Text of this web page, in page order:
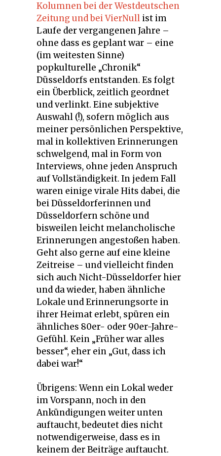
Kolumnen bei der Westdeutschen
Zeitung und bei VierNull ist im
Laufe der vergangenen Jahre –
ohne dass es geplant war – eine
(im weitesten Sinne)
popkulturelle „Chronik“
Düsseldorfs entstanden. Es folgt
ein Überblick, zeitlich geordnet
und verlinkt. Eine subjektive
Auswahl (!), sofern möglich aus
meiner persönlichen Perspektive,
mal in kollektiven Erinnerungen
schwelgend, mal in Form von
Interviews, ohne jeden Anspruch
auf Vollständigkeit. In jedem Fall
waren einige virale Hits dabei, die
bei Düsseldorferinnen und
Düsseldorfern schöne und
bisweilen leicht melancholische
Erinnerungen angestoßen haben.
Geht also gerne auf eine kleine
Zeitreise – und vielleicht finden
sich auch Nicht-Düsseldorfer hier
und da wieder, haben ähnliche
Lokale und Erinnerungsorte in
ihrer Heimat erlebt, spüren ein
ähnliches 80er- oder 90er-Jahre-
Gefühl. Kein „Früher war alles
besser“, eher ein „Gut, dass ich
dabei war!“
Übrigens: Wenn ein Lokal weder
im Vorspann, noch in den
Ankündigungen weiter unten
auftaucht, bedeutet dies nicht
notwendigerweise, dass es in
keinem der Beiträge auftaucht.